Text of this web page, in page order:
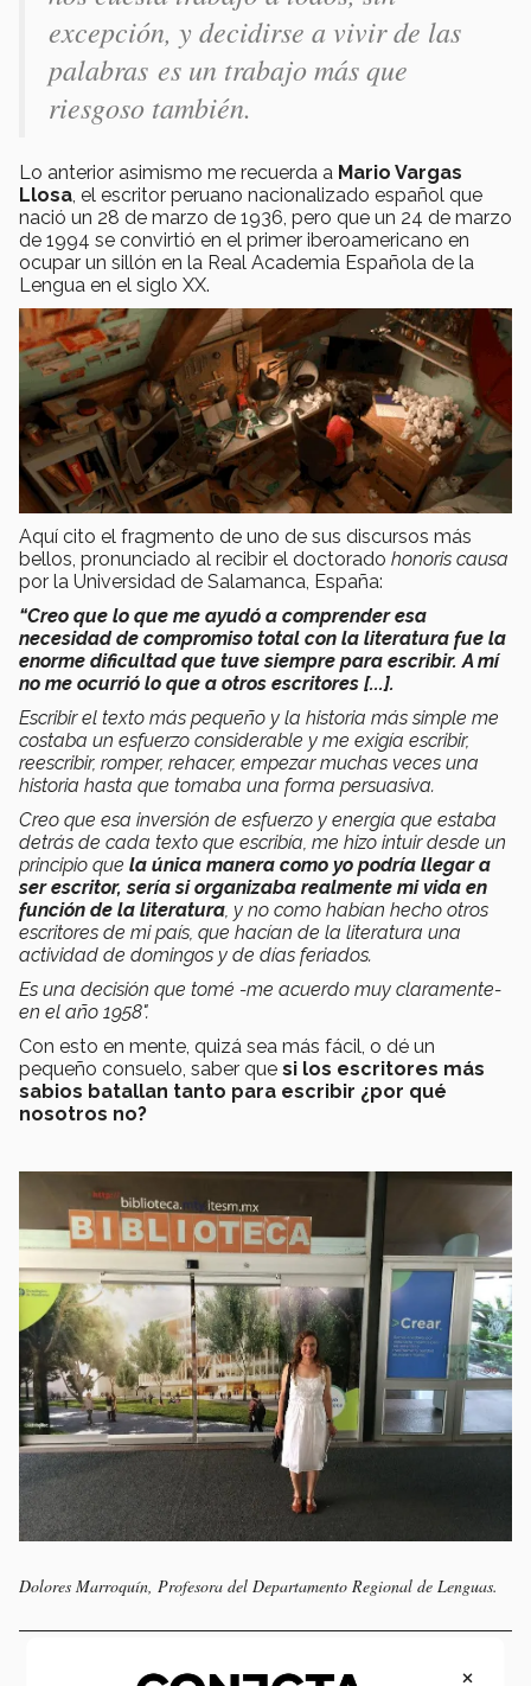
excepción, y decidirse a vivir de las
palabras es un trabajo más que
riesgoso también.
Lo anterior asimismo me recuerda a Mario Vargas
Llosa , el escritor peruano nacionalizado español que
nació un 28 de marzo de 1936, pero que un 24 de marzo
de 1994 se convirtió en el primer iberoamericano en
ocupar un sillón en la Real Academia Española de la
Lengua en el siglo XX.
Aquí cito el fragmento de uno de sus discursos más
bellos, pronunciado al recibir el doctorado honoris causa
por la Universidad de Salamanca, España:
“Creo que lo que me ayudó a comprender esa
necesidad de compromiso total con la literatura fue la
enorme dificultad que tuve siempre para escribir. A mí
no me ocurrió lo que a otros escritores [...].
Escribir el texto más pequeño y la historia más simple me
costaba un esfuerzo considerable y me exigía escribir,
reescribir, romper, rehacer, empezar muchas veces una
historia hasta que tomaba una forma persuasiva.
Creo que esa inversión de esfuerzo y energía que estaba
detrás de cada texto que escribía, me hizo intuir desde un
principio que la única manera como yo podría llegar a
ser escritor, sería si organizaba realmente mi vida en
función de la literatura , y no como habían hecho otros
escritores de mi país, que hacían de la literatura una
actividad de domingos y de días feriados.
Es una decisión que tomé -me acuerdo muy claramente-
en el año 1958".
Con esto en mente, quizá sea más fácil, o dé un
pequeño consuelo, saber que si los escritores más
sabios batallan tanto para escribir ¿por qué
nosotros no?
Dolores Marroquín, Profesora del Departamento Regional de Lenguas.
×